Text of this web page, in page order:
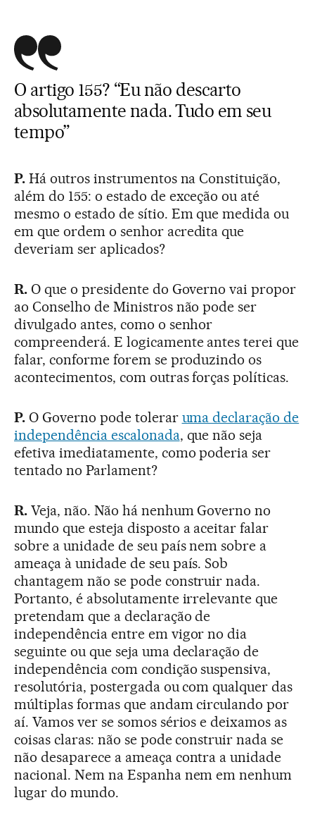
O artigo 155? “Eu não descarto
absolutamente nada. Tudo em seu
tempo”
P.Há outros instrumentos na Constituição,
além do 155: o estado de exceção ou até
mesmo o estado de sítio. Em que medida ou
em que ordem o senhor acredita que
deveriam ser aplicados?
R.O que o presidente do Governo vai propor
ao Conselho de Ministros não pode ser
divulgado antes, como o senhor
compreenderá. E logicamente antes terei que
falar, conforme forem se produzindo os
acontecimentos, com outras forças políticas.
P.O Governo pode tolerar uma declaração de
independência escalonada, que não seja
efetiva imediatamente, como poderia ser
tentado no Parlament?
R.Veja, não. Não há nenhum Governo no
mundo que esteja disposto a aceitar falar
sobre a unidade de seu país nem sobre a
ameaça à unidade de seu país. Sob
chantagem não se pode construir nada.
Portanto, é absolutamente irrelevante que
pretendam que a declaração de
independência entre em vigor no dia
seguinte ou que seja uma declaração de
independência com condição suspensiva,
resolutória, postergada ou com qualquer das
múltiplas formas que andam circulando por
aí. Vamos ver se somos sérios e deixamos as
coisas claras: não se pode construir nada se
não desaparece a ameaça contra a unidade
nacional. Nem na Espanha nem em nenhum
lugar do mundo.